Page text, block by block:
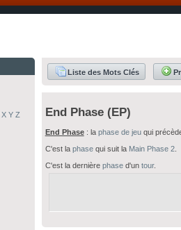
X Y Z
Liste des Mots Clés
End Phase (EP)
End Phase: la phase de jeuqui
C'est la phasequi suit la Main Phase 2.
C'est la dernière phased'un tour.